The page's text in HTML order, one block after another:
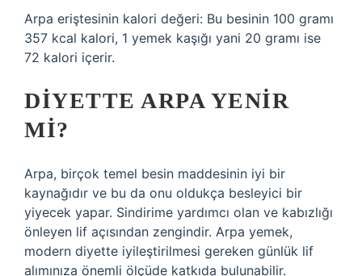
Arpa eriştesinin kalori değeri: Bu besinin 100 gramı
357 kcal kalori, 1 yemek kaşığı yani 20 gramı ise
72 kalori içerir.
DIYETTE ARPA YENIR
MI?
Arpa, birçok temel besin maddesinin iyi bir
kaynağıdır ve bu da onu oldukça besleyici bir
yiyecek yapar. Sindirime yardımcı olan ve kabızlığı
önleyen lif açısından zengindir. Arpa yemek,
modern diyette iyileştirilmesi gereken günlük lif
alımınıza önemli ölçüde katkıda bulunabilir.